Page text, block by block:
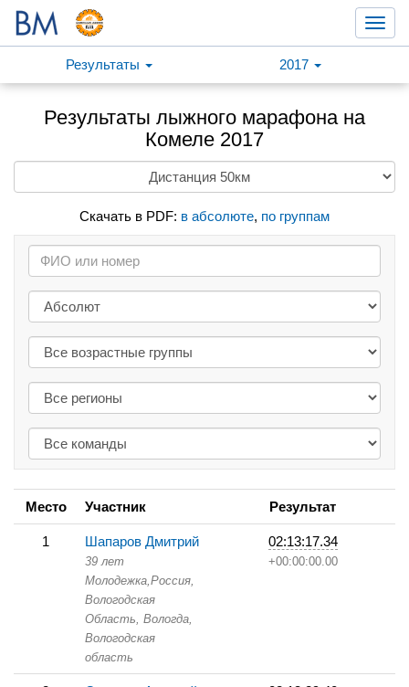
Результаты
2017
Результаты лыжного марафона на
Комеле 2017
Скачать в PDF: в абсолюте, по группам
Место Участник Результат
1 Шапаров Дмитрий
39 лет
Молодежка,Россия,
Вологодская
Область, Вологда,
Вологодская
область
02:13:17.34
+00:00:00.00